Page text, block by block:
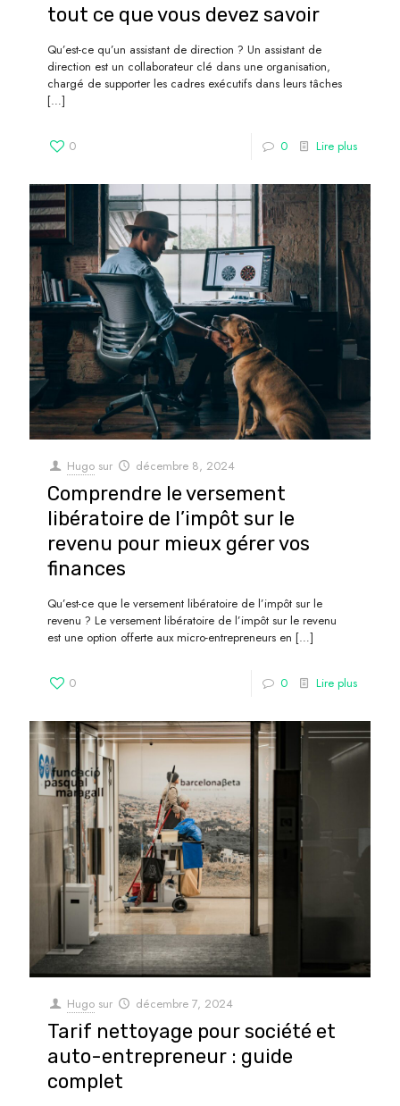
tout ce que vous devez savoir
Qu’est-ce qu’un assistant de direction ? Un assistant de
direction est un collaborateur clé dans une organisation,
chargé de supporter les cadres exécutifs dans leurs tâches
[…]
0 0 Lire plus
Hugo sur décembre 8, 2024
Comprendre le versement
libératoire de l’impôt sur le
revenu pour mieux gérer vos
finances
Qu’est-ce que le versement libératoire de l’impôt sur le
revenu ? Le versement libératoire de l’impôt sur le revenu
est une option offerte aux micro-entrepreneurs en […]
0 0 Lire plus
Hugo sur décembre 7, 2024
Tarif nettoyage pour société et
auto-entrepreneur : guide
complet